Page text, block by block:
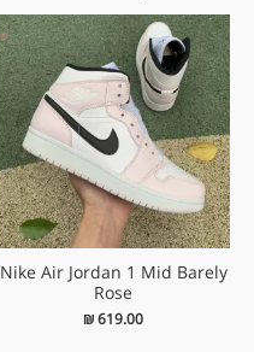
Nike Air Jordan 1 Mid Barely
Rose
₪619.00